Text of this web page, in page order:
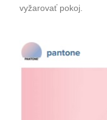
vyžarovať pokoj.